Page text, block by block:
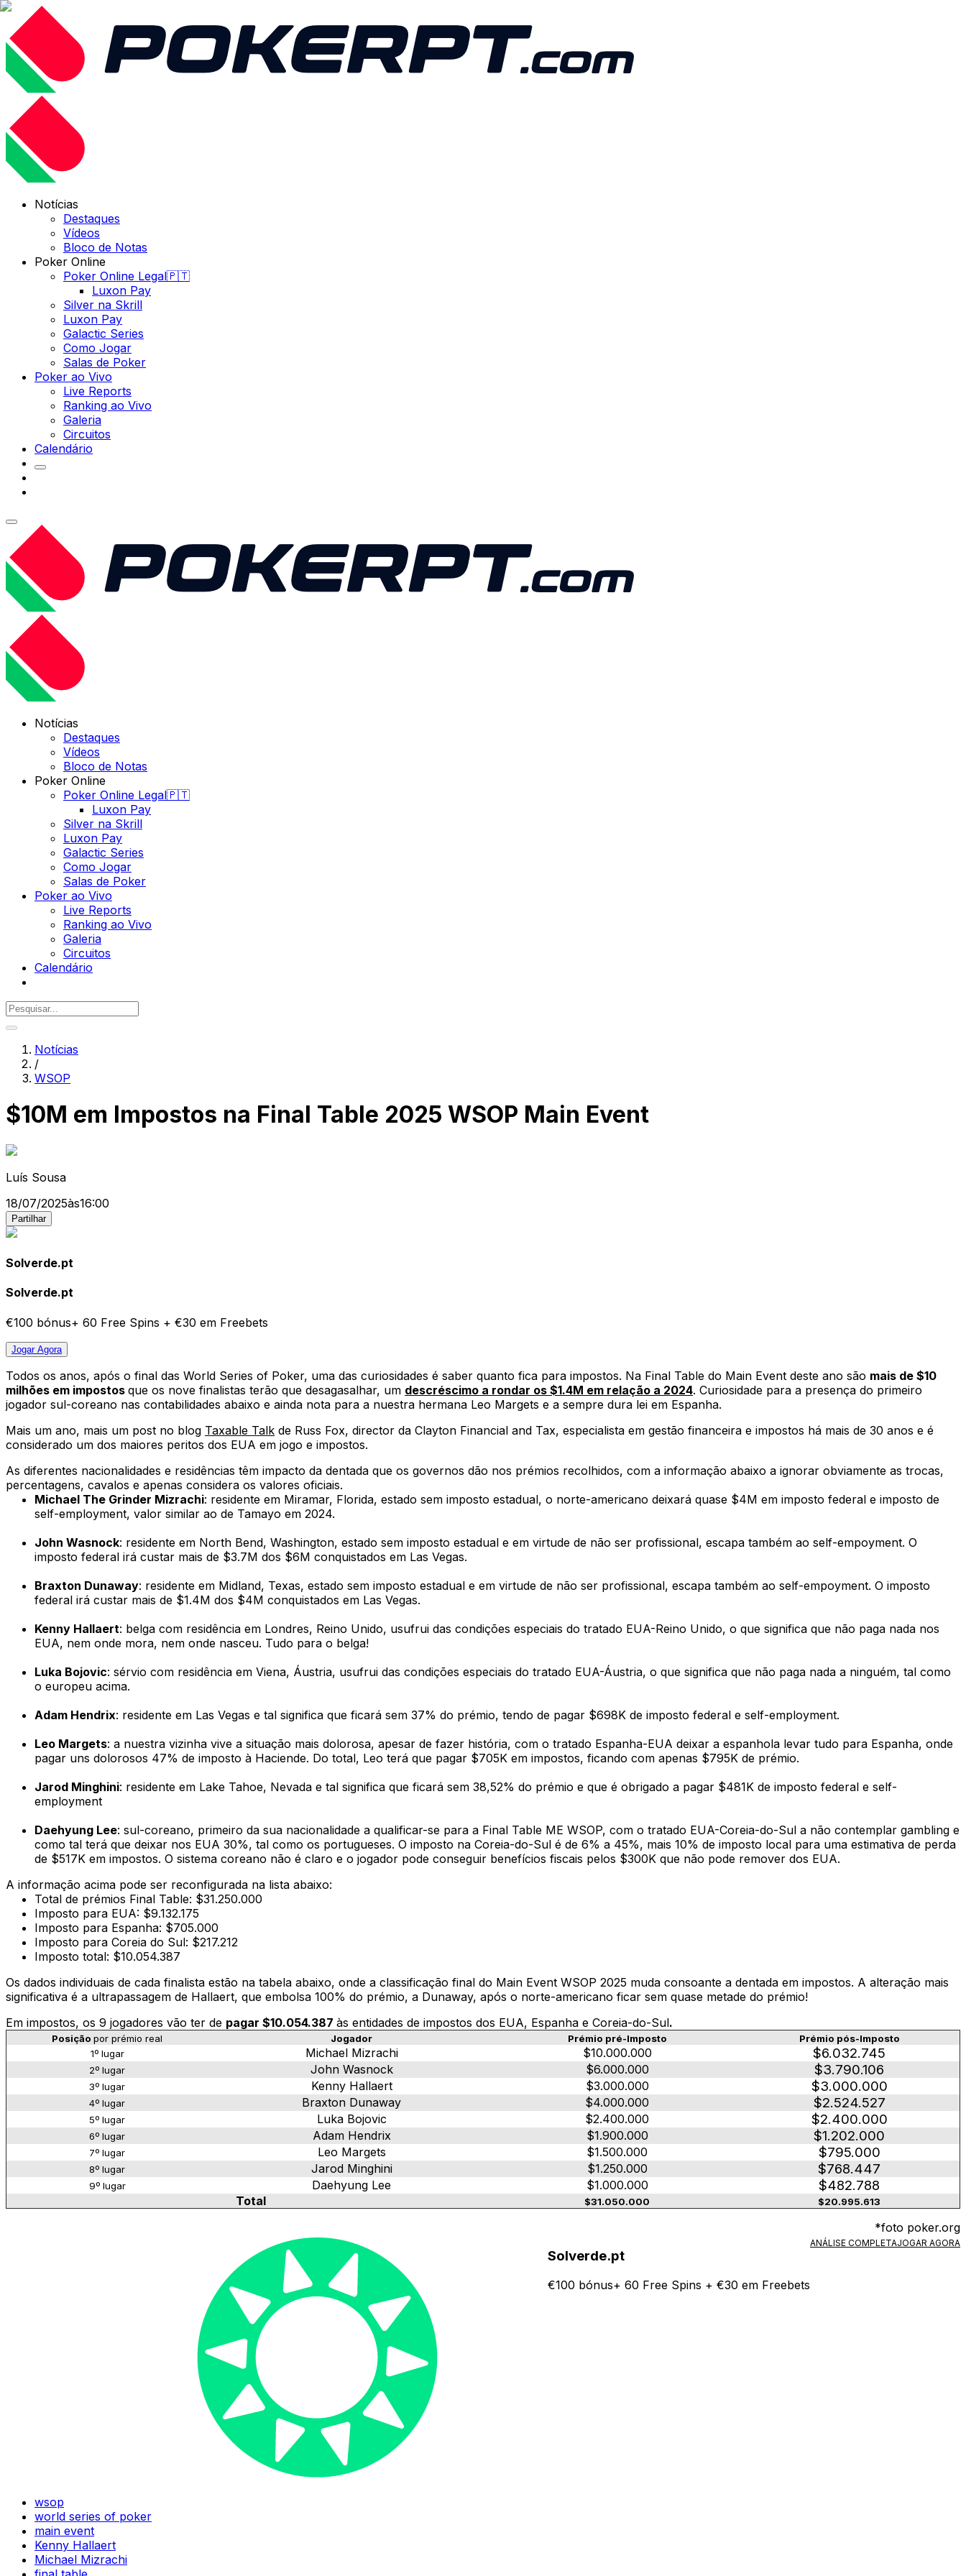
Notícias
Destaques
Vídeos
Bloco de Notas
Poker Online
Poker Online Legal🇵🇹
Luxon Pay
Silver na Skrill
Luxon Pay
Galactic Series
Como Jogar
Salas de Poker
Poker ao Vivo
Live Reports
Ranking ao Vivo
Galeria
Circuitos
Calendário
Notícias
Destaques
Vídeos
Bloco de Notas
Poker Online
Poker Online Legal🇵🇹
Luxon Pay
Silver na Skrill
Luxon Pay
Galactic Series
Como Jogar
Salas de Poker
Poker ao Vivo
Live Reports
Ranking ao Vivo
Galeria
Circuitos
Calendário
Notícias
/
WSOP
$10M em Impostos na Final Table 2025 WSOP Main Event
Luís Sousa
18/07/2025às16:00
Partilhar
Solverde.pt
Solverde.pt
€100 bónus+ 60 Free Spins + €30 em Freebets
Jogar Agora
Todos os anos, após o final das World Series of Poker, uma das curiosidades é saber quanto fica para impostos. Na Final Table do Main Event deste ano são mais de $10
milhões em impostos que os nove finalistas terão que desagasalhar, um descréscimo a rondar os $1.4M em relação a 2024. Curiosidade para a presença do primeiro
jogador sul-coreano nas contabilidades abaixo e ainda nota para a nuestra hermana Leo Margets e a sempre dura lei em Espanha.
Mais um ano, mais um post no blog Taxable Talk de Russ Fox, director da Clayton Financial and Tax, especialista em gestão financeira e impostos há mais de 30 anos e é
considerado um dos maiores peritos dos EUA em jogo e impostos.
As diferentes nacionalidades e residências têm impacto da dentada que os governos dão nos prémios recolhidos, com a informação abaixo a ignorar obviamente as trocas,
percentagens, cavalos e apenas considera os valores oficiais.
Michael The Grinder Mizrachi: residente em Miramar, Florida, estado sem imposto estadual, o norte-americano deixará quase $4M em imposto federal e imposto de
self-employment, valor similar ao de Tamayo em 2024.
John Wasnock: residente em North Bend, Washington, estado sem imposto estadual e em virtude de não ser profissional, escapa também ao self-empoyment. O
imposto federal irá custar mais de $3.7M dos $6M conquistados em Las Vegas.
Braxton Dunaway: residente em Midland, Texas, estado sem imposto estadual e em virtude de não ser profissional, escapa também ao self-empoyment. O imposto
federal irá custar mais de $1.4M dos $4M conquistados em Las Vegas.
Kenny Hallaert: belga com residência em Londres, Reino Unido, usufrui das condições especiais do tratado EUA-Reino Unido, o que significa que não paga nada nos
EUA, nem onde mora, nem onde nasceu. Tudo para o belga!
Luka Bojovic: sérvio com residência em Viena, Áustria, usufrui das condições especiais do tratado EUA-Áustria, o que significa que não paga nada a ninguém, tal como
o europeu acima.
Adam Hendrix: residente em Las Vegas e tal significa que ficará sem 37% do prémio, tendo de pagar $698K de imposto federal e self-employment.
Leo Margets: a nuestra vizinha vive a situação mais dolorosa, apesar de fazer história, com o tratado Espanha-EUA deixar a espanhola levar tudo para Espanha, onde
pagar uns dolorosos 47% de imposto à Haciende. Do total, Leo terá que pagar $705K em impostos, ficando com apenas $795K de prémio.
Jarod Minghini: residente em Lake Tahoe, Nevada e tal significa que ficará sem 38,52% do prémio e que é obrigado a pagar $481K de imposto federal e self-
employment
Daehyung Lee: sul-coreano, primeiro da sua nacionalidade a qualificar-se para a Final Table ME WSOP, com o tratado EUA-Coreia-do-Sul a não contemplar gambling e
como tal terá que deixar nos EUA 30%, tal como os portugueses. O imposto na Coreia-do-Sul é de 6% a 45%, mais 10% de imposto local para uma estimativa de perda
de $517K em impostos. O sistema coreano não é claro e o jogador pode conseguir benefícios fiscais pelos $300K que não pode remover dos EUA.
A informação acima pode ser reconfigurada na lista abaixo:
Total de prémios Final Table: $31.250.000
Imposto para EUA: $9.132.175
Imposto para Espanha: $705.000
Imposto para Coreia do Sul: $217.212
Imposto total: $10.054.387
Os dados individuais de cada finalista estão na tabela abaixo, onde a classificação final do Main Event WSOP 2025 muda consoante a dentada em impostos. A alteração mais
significativa é a ultrapassagem de Hallaert, que embolsa 100% do prémio, a Dunaway, após o norte-americano ficar sem quase metade do prémio!
Em impostos, os 9 jogadores vão ter de pagar $10.054.387 às entidades de impostos dos EUA, Espanha e Coreia-do-Sul.
Posição por prémio real Jogador Prémio pré-Imposto
Prémio pós-Imposto
1º lugar
Michael Mizrachi $10.000.000 $6.032.745
2º lugar John Wasnock $6.000.000 $3.790.106
3º lugar Kenny Hallaert $3.000.000 $3.000.000
4º lugar Braxton Dunaway $4.000.000 $2.524.527
5º lugar Luka Bojovic $2.400.000 $2.400.000
6º lugar Adam Hendrix $1.900.000 $1.202.000
7º lugar Leo Margets $1.500.000 $795.000
8º lugar Jarod Minghini $1.250.000 $768.447
9º lugar Daehyung Lee $1.000.000 $482.788
Total $31.050.000 $20.995.613
*foto poker.org
Solverde.pt
€100 bónus+ 60 Free Spins + €30 em Freebets
ANÁLISE COMPLETAJOGAR AGORA
wsop
world series of poker
main event
Kenny Hallaert
Michael Mizrachi